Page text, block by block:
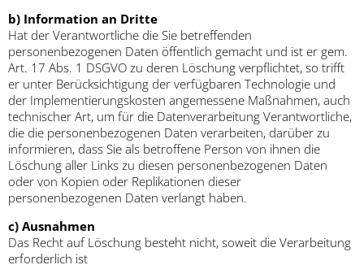
b) Information an Dritte
Hat der Verantwortliche die Sie betreffenden
personenbezogenen Daten öffentlich gemacht und ist er gem.
Art. 17 Abs. 1 DSGVO zu deren Löschung verpflichtet, so trifft
er unter Berücksichtigung der verfügbaren Technologie und
der Implementierungskosten angemessene Maßnahmen, auch
technischer Art, um für die Datenverarbeitung Verantwortliche,
die die personenbezogenen Daten verarbeiten, darüber zu
informieren, dass Sie als betroffene Person von ihnen die
Löschung aller Links zu diesen personenbezogenen Daten
oder von Kopien oder Replikationen dieser
personenbezogenen Daten verlangt haben.
c) Ausnahmen
Das Recht auf Löschung besteht nicht, soweit die Verarbeitung
erforderlich ist